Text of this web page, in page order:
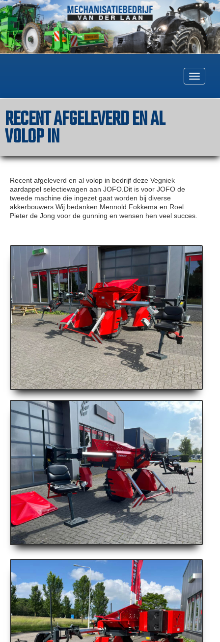
RECENT AFGELEVERD EN AL
VOLOP IN
Recent afgeleverd en al volop in bedrijf deze Vegniek
aardappel selectiewagen aan JOFO.Dit is voor JOFO de
tweede machine die ingezet gaat worden bij diverse
akkerbouwers.Wij bedanken Mennold Fokkema en Roel
Pieter de Jong voor de gunning en wensen hen veel succes.